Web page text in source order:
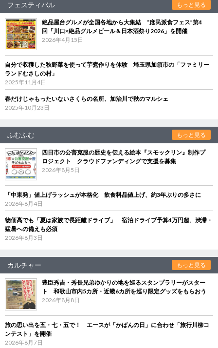
フェスティバル もっと見る
絶品屋台グルメが全国各地から大集結 “庶民派食フェス”第4
回「川口×絶品グルメビール＆日本酒祭り2026」を開催
2026年4月15日
自分で収穫した秋野菜を使って芋煮作りを体験 埼玉県加須市の「ファミリー
ランドむさしの村」
2025年11月4日
春だけじゃもったいないさくらの名所、加治川で秋のマルシェ
2025年10月23日
ふむふむ もっと見る
四日市の公害克服の歴史を伝える絵本『スモックリン』制作プ
ロジェクト クラウドファンディングで支援を募集
2026年8月5日
「中東発」値上げラッシュが本格化 飲食料品値上げ、約3年ぶりの多さに
2026年8月4日
物価高でも「夏は家族で長距離ドライブ」 宿泊ドライブ予算4万円超、渋滞・
猛暑への備えも必須
2026年8月3日
カルチャー もっと見る
豊臣秀吉・秀長兄弟ゆかりの地を巡るスタンプラリーがスター
ト 和歌山市内5カ所・近畿6カ所を巡り限定グッズをもらおう
2026年8月8日
旅の思い出を五・七・五で！ エースが「かばんの日」に合わせ「旅行川柳コ
ンテスト」を開催
2026年8月7日